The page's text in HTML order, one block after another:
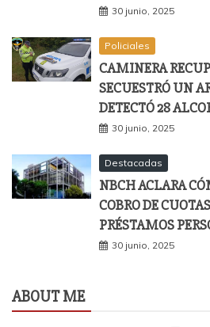
30 junio, 2025
Policiales
CAMINERA
SECUESTRÓ UN
DETECTÓ 28
30 junio, 2025
Destacadas
NBCH ACLARA
COBRO DE
PRÉSTAMOS
30 junio, 2025
ABOUT ME